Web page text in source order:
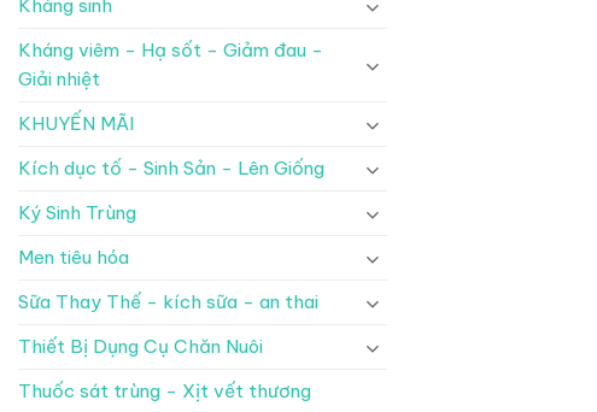
Kháng sinh
Kháng viêm - Hạ sốt - Giảm đau -
Giải nhiệt
KHUYẾN MÃI
Kích dục tố - Sinh Sản - Lên Giống
Ký Sinh Trùng
Men tiêu hóa
Sữa Thay Thế - kích sữa - an thai
Thiết Bị Dụng Cụ Chăn Nuôi
Thuốc sát trùng - Xịt vết thương